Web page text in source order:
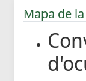
Mapa de